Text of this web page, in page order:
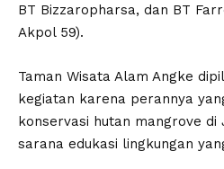
BT Bizzaropharsa, dan BT
Akpol 59).
Taman Wisata Alam Angke
kegiatan karena perannya
konservasi hutan mangrove
sarana edukasi lingkungan